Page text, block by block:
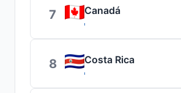
7 Canadá
8 Costa Rica